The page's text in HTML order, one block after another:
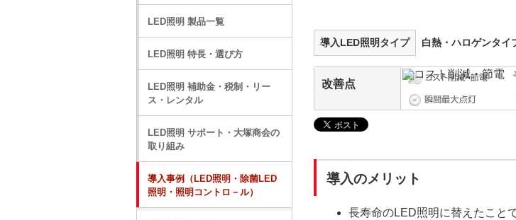
導入LED照明タイプ 白熱・ハロゲンタイ
改善点
導入のメリット
長寿命のLED照明に替えたこと
LED照明 製品一覧
LED照明 特長・選び方
LED照明 補助金・税制・リー
ス・レンタル
LED照明 サポート・大塚商会の
取り組み
導入事例（LED照明・除菌LED
照明・照明コントロ－ル）